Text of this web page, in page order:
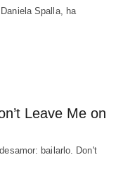
Spalla, ha
Leave Me on
bailarlo. Don't